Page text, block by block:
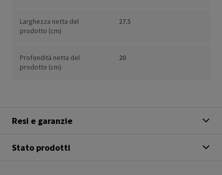
Larghezza netta del
prodotto (cm)
27.5
Profondità netta del
prodotto (cm)
20
Resi e garanzie
Stato prodotti